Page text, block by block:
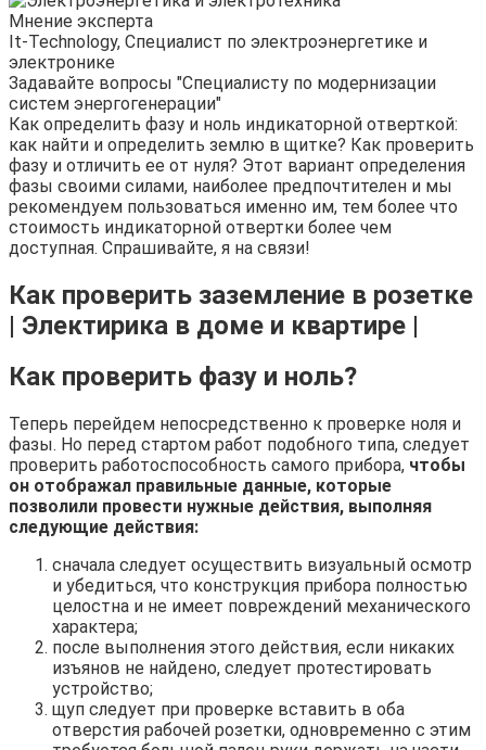
Мнение эксперта
It-Technology, Cпециалист по электроэнергетике и
электронике
Задавайте вопросы "Специалисту по модернизации
систем энергогенерации"
Как определить фазу и ноль индикаторной отверткой:
как найти и определить землю в щитке? Как проверить
фазу и отличить ее от нуля? Этот вариант определения
фазы своими силами, наиболее предпочтителен и мы
рекомендуем пользоваться именно им, тем более что
стоимость индикаторной отвертки более чем
доступная. Спрашивайте, я на связи!
Как проверить заземление в розетке
| Электирика в доме и квартире |
Как проверить фазу и ноль?
Теперь перейдем непосредственно к проверке ноля и
фазы. Но перед стартом работ подобного типа, следует
проверить работоспособность самого прибора, чтобы
он отображал правильные данные, которые
позволили провести нужные действия, выполняя
следующие действия:
сначала следует осуществить визуальный осмотр
и убедиться, что конструкция прибора полностью
целостна и не имеет повреждений механического
характера;
после выполнения этого действия, если никаких
изъянов не найдено, следует протестировать
устройство;
щуп следует при проверке вставить в оба
отверстия рабочей розетки, одновременно с этим